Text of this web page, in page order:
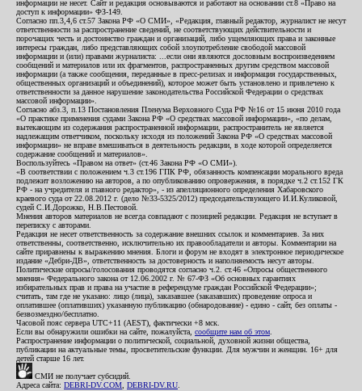
информации не несет. Сайт и редакция основываются и работают на основании ст.8 «Право на
доступ к информации» ФЗ-149.
Согласно пп.3,4,6 ст.57 Закона РФ «О СМИ», «Редакция, главный редактор, журналист не несут
ответственности за распространение сведений, не соответствующих действительности и
порочащих честь и достоинство граждан и организаций, либо ущемляющих права и законные
интересы граждан, либо представляющих собой злоупотребление свободой массовой
информации и (или) правами журналиста: ...если они являются дословным воспроизведением
сообщений и материалов или их фрагментов, распространенных другим средством массовой
информации (а также сообщения, переданные в пресс-релизах и информация государственных,
общественных организаций и объединений), которое может быть установлено и привлечено к
ответственности за данное нарушение законодательства Российской Федерации о средствах
массовой информации».
Согласно абз.3, п.13 Постановления Пленума Верховного Суда РФ №16 от 15 июня 2010 года
«О практике применения судами Закона РФ «О средствах массовой информации», «по делам,
вытекающим из содержания распространенной информации, распространитель не является
надлежащим ответчиком, поскольку исходя из положений Закона РФ «О средствах массовой
информации» не вправе вмешиваться в деятельность редакции, в ходе которой определяется
содержание сообщений и материалов».
Воспользуйтесь «Правом на ответ» (ст.46 Закона РФ «О СМИ»).
«В соответствии с положением ч.3 ст.196 ГПК РФ, обязанность компенсации морального вреда
подлежит возложению на авторов, а по опубликованию опровержения, в порядке ч.2 ст.152 ГК
РФ - на учредителя и главного редактор», - из апелляционного определения Хабаровского
краевого суда от 22.08.2012 г. (дело №33-5325/2012) председательствующего И.И.Куликовой,
судей С.И.Дорожко, Н.В.Пестовой.
Мнения авторов материалов не всегда совпадают с позицией редакции. Редакция не вступает в
переписку с авторами.
Редакция не несет ответственность за содержание внешних ссылок и комментариев. За них
ответственны, соответственно, исключительно их правообладатели и авторы. Комментарии на
сайте приравнены к выражению мнения. Блоги и форум не входят в электронное периодическое
издание «Дебри-ДВ», ответственность за достоверность и наполняемость несут авторы.
Политические опросы/голосования проводятся согласно ч.2. ст.46 «Опросы общественного
мнения» Федерального закона от 12.06.2002 г. № 67-ФЗ «Об основных гарантиях
избирательных прав и права на участие в референдуме граждан Российской Федерации»;
считать, там где не указано: лицо (лица), заказавшее (заказавших) проведение опроса и
оплатившее (оплативших) указанную публикацию (обнародование) - едино - сайт, без оплаты -
безвозмездно/бесплатно.
Часовой пояс сервера UTC+11 (AEST), фактически +8 мск.
Если вы обнаружили ошибки на сайте, пожалуйста, сообщите нам об этом
Распространение информации о политической, социальной, духовной жизни общества,
публикации на актуальные темы, просветительские функции. Для мужчин и женщин. 16+ для
детей старше 16 лет.
СМИ не получает субсидий.
Адреса сайта: DEBRI-DV.COM DEBRI-DV.RU